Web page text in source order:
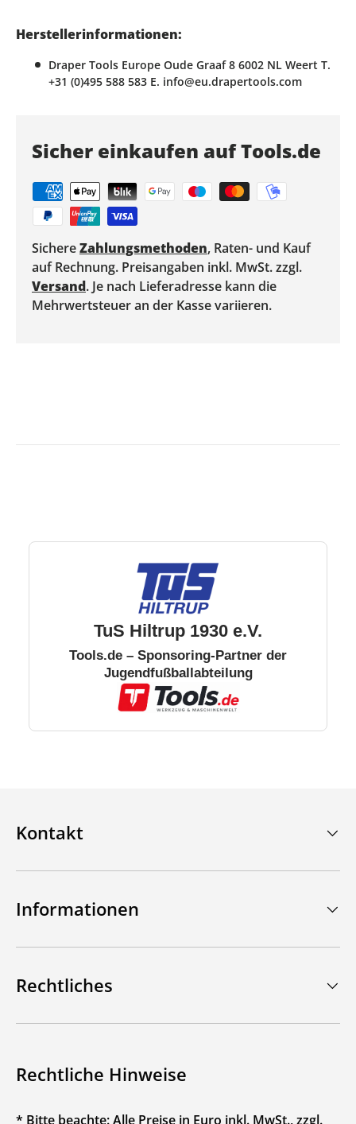
Herstellerinformationen:
Draper Tools Europe Oude Graaf 8 6002 NL Weert T.
+31 (0)495 588 583 E. info@eu.drapertools.com
Sicher einkaufen auf Tools.de
SichereZahlungsmethoden, Raten- und Kauf
auf Rechnung. Preisangaben inkl. MwSt. zzgl.
Versand. Je nach Lieferadresse kann die
Mehrwertsteuer an der Kasse variieren.
TuS Hiltrup 1930 e.V.
Tools.de – Sponsoring-Partner der
Jugendfußballabteilung
Kontakt
Informationen
Rechtliches
Rechtliche Hinweise
* Bitte beachte: Alle Preise in Euro inkl. MwSt., zzgl.